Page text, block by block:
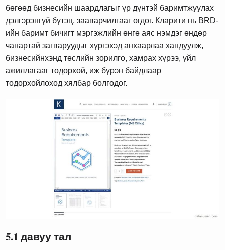
бөгөөд бизнесийн шаардлагыг үр дүнтэй баримтжуулах
дэлгэрэнгүй бүтэц, зааварчилгааг өгдөг. Кларити нь BRD-
ийн баримт бичигт мэргэжлийн өнгө аяс нэмдэг өндөр
чанартай загваруудыг хүргэхэд анхаарлаа хандуулж,
бизнесийнхэнд төслийн зорилго, хамрах хүрээ, үйл
ажиллагааг тодорхой, иж бүрэн байдлаар
тодорхойлоход хялбар болгодог.
5.1 давуу тал